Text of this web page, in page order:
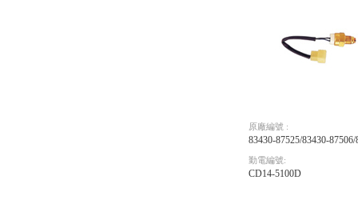
原廠編號 :
83430-87525/83430-
勤電編號:
CD14-5100D